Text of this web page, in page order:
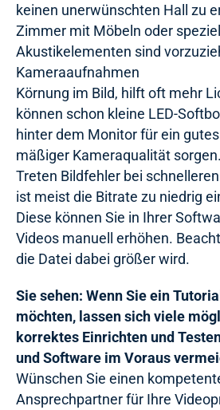
keinen unerwünschten Hall zu
Zimmer mit Möbeln oder
Akustikelementen sind
Kameraaufnahmen
Körnung im Bild, hilft oft mehr
können schon kleine LED-
hinter dem Monitor für ein
mäßiger Kameraqualität sorgen.
Treten Bildfehler bei
ist meist die Bitrate zu niedrig
Diese können Sie in Ihrer
Videos manuell erhöhen.
die Datei dabei größer wird.
Sie sehen: Wenn Sie ein
möchten, lassen sich viele
korrektes Einrichten und
und Software im Voraus
Wünschen Sie einen
Ansprechpartner für Ihre